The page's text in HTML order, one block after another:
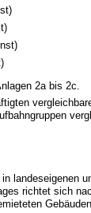
2a bis 2c.
landeseigenen
richtet sich